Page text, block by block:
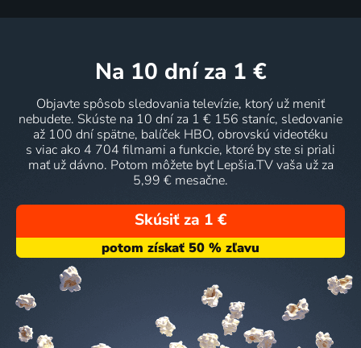
na 10 dní za 1 €
Objavte spôsob sledovania televízie, ktorý už meniť
nebudete. Skúste na 10 dní za 1 € 156 staníc, sledovanie
až 100 dní spätne, balíček HBO, obrovskú videotéku
s viac ako 4 704 filmami a funkcie, ktoré by ste si priali
mať už dávno. Potom môžete byť Lepšia.TV vaša už za
5,99 € mesačne.
Skúsiť za 1 €